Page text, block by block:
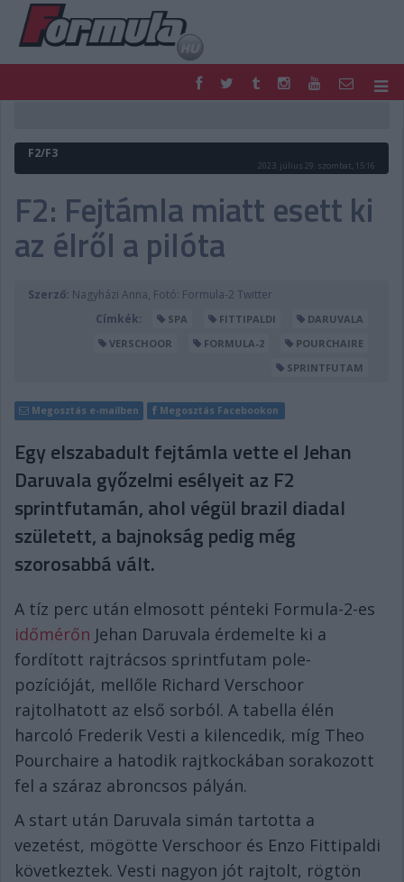
FORMULA
MOTOR
PODCAST
SHOP
DIGITÁLIS MAGAZIN
PONTÁLLÁSOK
F2/F3
2023. július 29. szombat, 15:16
F2: Fejtámla miatt esett ki
az élről a pilóta
Szerző: Nagyházi Anna, Fotó: Formula-2 Twitter
Címkék:
SPA FITTIPALDI
DARUVALA
VERSCHOOR
FORMULA-2
POURCHAIRE
SPRINTFUTAM
Megosztás e-mailben Megosztás Facebookon
Egy elszabadult fejtámla vette el Jehan
Daruvala győzelmi esélyeit az F2
sprintfutamán, ahol végül brazil diadal
született, a bajnokság pedig még
szorosabbá vált.
A tíz perc után elmosott pénteki Formula-2-es
időmérőn Jehan Daruvala érdemelte ki a
fordított rajtrácsos sprintfutam pole-
pozícióját, mellőle Richard Verschoor
rajtolhatott az első sorból. A tabella élén
harcoló Frederik Vesti a kilencedik, míg Theo
Pourchaire a hatodik rajtkockában sorakozott
fel a száraz abroncsos pályán.
A start után Daruvala simán tartotta a
vezetést, mögötte Verschoor és Enzo Fittipaldi
következtek. Vesti nagyon jót rajtolt, rögtön